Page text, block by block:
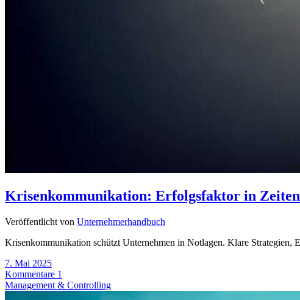
Krisenkommunikation: Erfolgsfaktor in
Veröffentlicht von Unternehmerhandbuch
Krisenkommunikation schützt Unternehmen in Notlagen. Klare Strategien,
7. Mai 2025
Kommentare 1
Management & Controlling